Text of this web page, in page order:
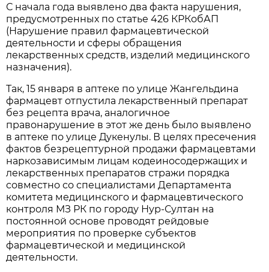
С начала года выявлено два факта нарушения,
предусмотренных по статье 426 КРКобАП
(Нарушение правил фармацевтической
деятельности и сферы обращения
лекарственных средств, изделий медицинского
назначения).
Так, 15 января в аптеке по улице Жангельдина
фармацевт отпустила лекарственный препарат
без рецепта врача, аналогичное
правонарушение в этот же день было выявлено
в аптеке по улице Дукенулы. В целях пресечения
фактов безрецептурной продажи фармацевтами
наркозависимым лицам кодеиносодержащих и
лекарственных препаратов стражи порядка
совместно со специалистами Департамента
комитета медицинского и фармацевтического
контроля МЗ РК по городу Нур-Султан на
постоянной основе проводят рейдовые
мероприятия по проверке субъектов
фармацевтической и медицинской
деятельности.